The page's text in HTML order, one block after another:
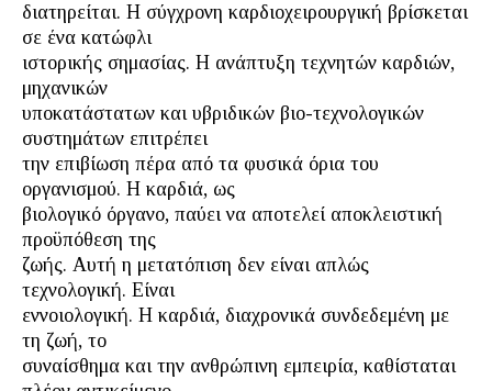
διατηρείται. Η σύγχρονη καρδιοχειρουργική βρίσκεται
σε ένα κατώφλι
ιστορικής σημασίας. Η ανάπτυξη τεχνητών καρδιών,
μηχανικών
υποκατάστατων και υβριδικών βιο-τεχνολογικών
συστημάτων επιτρέπει
την επιβίωση πέρα από τα φυσικά όρια του
οργανισμού. Η καρδιά, ως
βιολογικό όργανο, παύει να αποτελεί αποκλειστική
προϋπόθεση της
ζωής. Αυτή η μετατόπιση δεν είναι απλώς
τεχνολογική. Είναι
εννοιολογική. Η καρδιά, διαχρονικά συνδεδεμένη με
τη ζωή, το
συναίσθημα και την ανθρώπινη εμπειρία, καθίσταται